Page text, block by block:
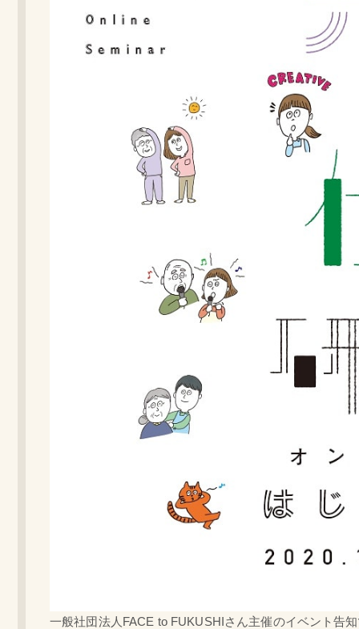
一般社団法人FACE to FUKUSHIさん主催のイベント告